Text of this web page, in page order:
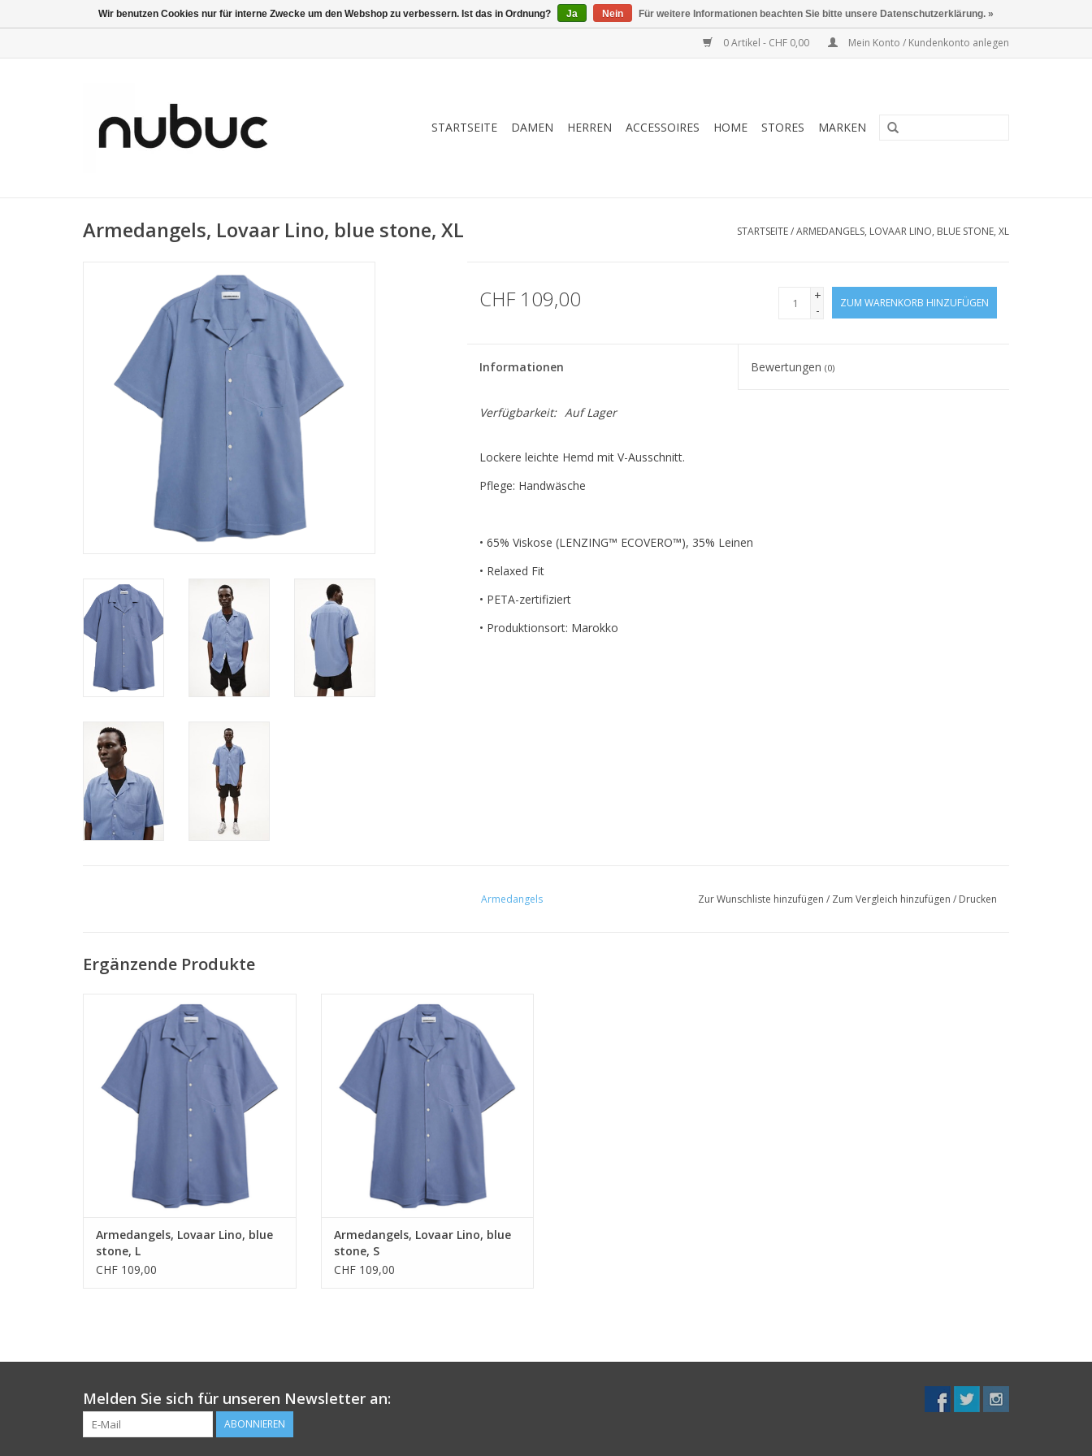
0 Artikel - CHF 0,00 Mein Konto / Kundenkonto anlegen
STARTSEITE DAMEN HERREN ACCESSOIRES HOME STORES MARKEN
Armedangels, Lovaar Lino, blue stone, XL STARTSEITE/ARMEDANGELS, LOVAAR LINO, BLUE STONE, XL
CHF 109,00
+
-
ZUM WARENKORB HINZUFÜGEN
Informationen Bewertungen(0)
Verfügbarkeit: Auf Lager
Lockere leichte Hemd mit V-Ausschnitt.
Pflege: Handwäsche
• 65% Viskose (LENZING™ ECOVERO™), 35% Leinen
• Relaxed Fit
• PETA-zertifiziert
• Produktionsort: Marokko
Armedangels Zur Wunschliste hinzufügen / Zum Vergleich hinzufügen / Drucken
Ergänzende Produkte
• 65% Viskose (LENZING™ ECOVERO™),
35% Leinen
• Relaxed Fit
• PETA-zertifiziert
ZUM WARENKORB HINZUFÜGEN
Armedangels, Lovaar Lino, blue
stone, L
CHF 109,00
• 65% Viskose (LENZING™ ECOVERO™),
35% Leinen
• Relaxed Fit
• PETA-zertifiziert
ZUM WARENKORB HINZUFÜGEN
Armedangels, Lovaar Lino, blue
stone, S
CHF 109,00
Melden Sie sich für unseren Newsletter an:
ABONNIEREN
Wir benutzen Cookies nur für interne Zwecke um den Webshop zu verbessern. Ist das in Ordnung? Ja Nein Für weitere Informationen beachten Sie bitte unsere Datenschutzerklärung. »